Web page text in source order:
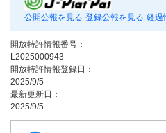
公開公報を見る 登録公報を見る 経過
開放特許情報番号：
L2025000943
開放特許情報登録日：
2025/9/5
最新更新日：
2025/9/5